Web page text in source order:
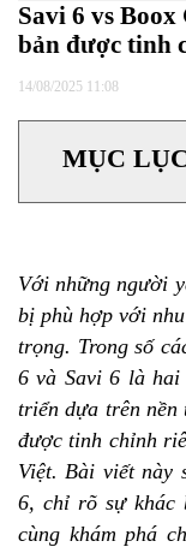
Savi 6 vs
bản được tinh
14/08/2025 11:08
MỤC
Với những người
bị phù hợp với
trọng. Trong số
6 và Savi 6 là hai
triển dựa trên nền
được tinh chỉnh
Việt. Bài viết này
6, chỉ rõ sự khác
cùng khám phá